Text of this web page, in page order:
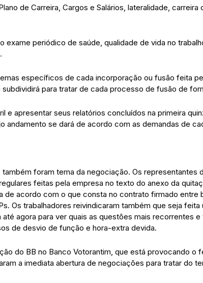
de Carreira, Cargos e Salários, lateralidade, carreira
exame periódico de saúde, qualidade de vida no
específicos de cada incorporação ou fusão feita
para tratar de cada processo de fusão de
e apresentar seus relatórios concluídos na primeira
andamento se dará de acordo com as demandas de
foram tema da negociação. Os representantes
feitas pela empresa no texto do anexo da
de acordo com o que consta no contrato firmado entre
Os trabalhadores reivindicaram também que seja feita
agora para ver quais as questões mais recorrentes e
de desvio de função e hora-extra devida.
do BB no Banco Votorantim, que está provocando o
a imediata abertura de negociações para tratar do